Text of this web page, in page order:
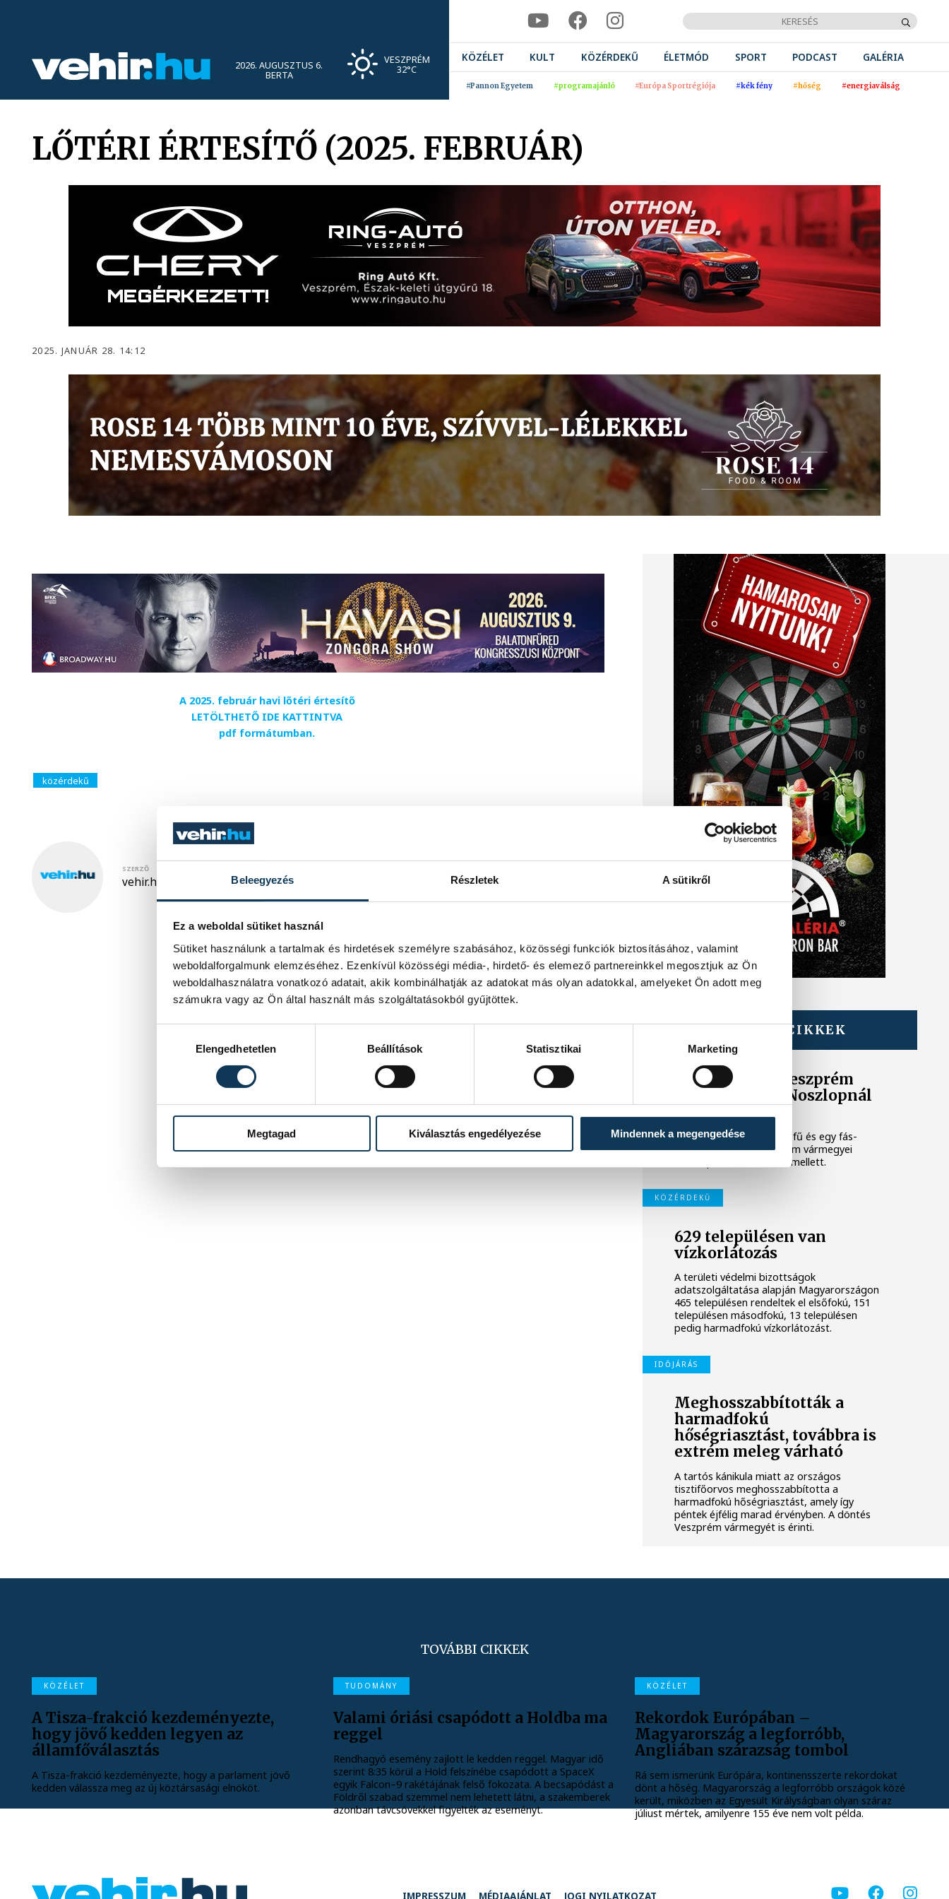
Beleegyezés Részletek A sütikről
Ez a weboldal sütiket használ
Sütiket használunk a tartalmak és hirdetések személyre szabásához, közösségi funkciók biztosításához, valamint
weboldalforgalmunk elemzéséhez. Ezenkívül közösségi média-, hirdető- és elemező partnereinkkel megosztjuk az Ön
weboldalhasználatra vonatkozó adatait, akik kombinálhatják az adatokat más olyan adatokkal, amelyeket Ön adott meg
számukra vagy az Ön által használt más szolgáltatásokból gyűjtöttek.
Elengedhetetlen
Beállítások Statisztikai Marketing
Megtagad Kiválasztás engedélyezése Mindennek a megengedése
2026. AUGUSZTUS 6.
BERTA
VESZPRÉM
32°C
KÖZÉLET KULT KÖZÉRDEKŰ ÉLETMÓD SPORT PODCAST GALÉRIA
#Pannon Egyetem #programajánló #Európa Sportrégiója #kék fény #hőség #energiaválság
LŐTÉRI ÉRTESÍTŐ (2025. FEBRUÁR)
2025. JANUÁR 28. 14:12
A 2025. február havi lőtéri értesítő
LETÖLTHETŐ IDE KATTINTVA
pdf formátumban.
közérdekű
SZERZŐ
vehir.hu
TOVÁBBI CIKKEK
Újabb tűzeset Veszprém
vármegyében: Noszlopnál
ég a száraz fű
Tíz hektáron ég a száraz fű és egy fás-
bokros terület a Veszprém vármegyei
Noszlopnál a 8402-es út mellett.
KÖZÉRDEKŰ
629 településen van
vízkorlátozás
A területi védelmi bizottságok
adatszolgáltatása alapján Magyarországon
465 településen rendeltek el elsőfokú, 151
településen másodfokú, 13 településen
pedig harmadfokú vízkorlátozást.
IDŐJÁRÁS
Meghosszabbították a
harmadfokú
hőségriasztást, továbbra is
extrém meleg várható
A tartós kánikula miatt az országos
tisztifőorvos meghosszabbította a
harmadfokú hőségriasztást, amely így
péntek éjfélig marad érvényben. A döntés
Veszprém vármegyét is érinti.
TOVÁBBI CIKKEK
KÖZÉLET
A Tisza-frakció kezdeményezte,
hogy jövő kedden legyen az
államfőválasztás
A Tisza-frakció kezdeményezte, hogy a parlament jövő
kedden válassza meg az új köztársasági elnököt.
TUDOMÁNY
Valami óriási csapódott a Holdba ma
reggel
Rendhagyó esemény zajlott le kedden reggel. Magyar idő
szerint 8:35 körül a Hold felszínébe csapódott a SpaceX
egyik Falcon–9 rakétájának felső fokozata. A becsapódást a
Földről szabad szemmel nem lehetett látni, a szakemberek
azonban távcsövekkel figyelték az eseményt.
KÖZÉLET
Rekordok Európában –
Magyarország a legforróbb,
Angliában szárazság tombol
Rá sem ismerünk Európára, kontinensszerte rekordokat
dönt a hőség. Magyarország a legforróbb országok közé
került, miközben az Egyesült Királyságban olyan száraz
júliust mértek, amilyenre 155 éve nem volt példa.
IMPRESSZUM MÉDIAAJÁNLAT JOGI NYILATKOZAT